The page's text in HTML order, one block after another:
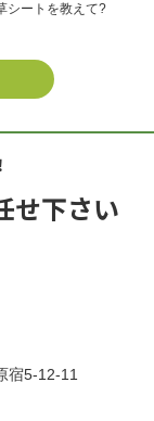
シートを教えて?
せ下さい
宿5-12-11